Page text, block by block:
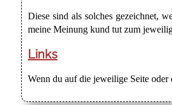
Diese sind als solches gezeichnet,
meine Meinung kund tut zum
Links
Wenn du auf die jeweilige Seite